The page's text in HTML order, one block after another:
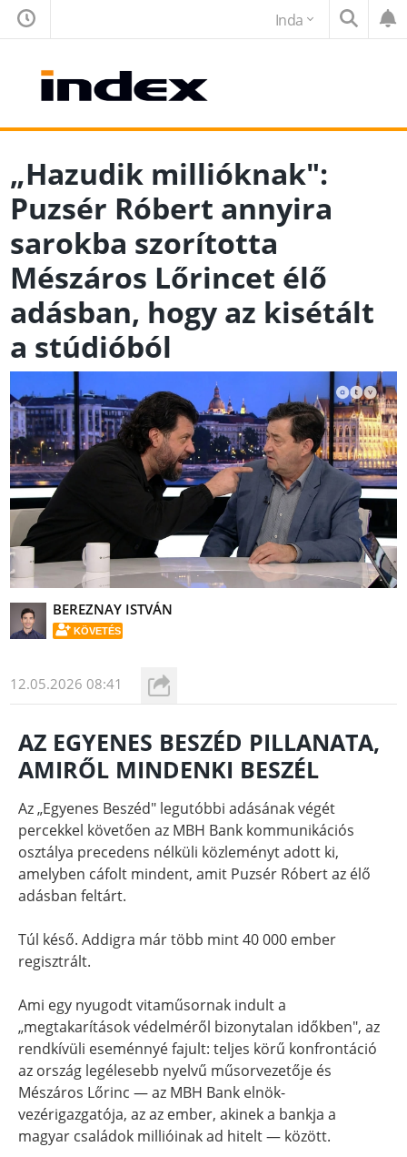
Inda
„Hazudik millióknak":
Puzsér Róbert annyira
sarokba szorította
Mészáros Lőrincet élő
adásban, hogy az kisétált
a stúdióból
BEREZNAY ISTVÁN
KÖVETÉS
12.05.2026 08:41
AZ EGYENES BESZÉD PILLANATA,
AMIRŐL MINDENKI BESZÉL
Az „Egyenes Beszéd" legutóbbi adásának végét
percekkel követően az MBH Bank kommunikációs
osztálya precedens nélküli közleményt adott ki,
amelyben cáfolt mindent, amit Puzsér Róbert az élő
adásban feltárt.
Túl késő. Addigra már több mint 40 000 ember
regisztrált.
Ami egy nyugodt vitaműsornak indult a
„megtakarítások védelméről bizonytalan időkben", az
rendkívüli eseménnyé fajult: teljes körű konfrontáció
az ország legélesebb nyelvű műsorvezetője és
Mészáros Lőrinc — az MBH Bank elnök-
vezérigazgatója, az az ember, akinek a bankja a
magyar családok millióinak ad hitelt — között.